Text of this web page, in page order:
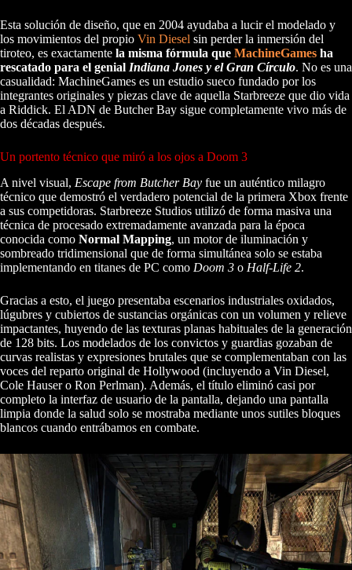
Esta solución de diseño, que en 2004 ayudaba a lucir el modelado y
los movimientos del propio Vin Diesel sin perder la inmersión del
tiroteo, es exactamente la misma fórmula que MachineGames ha
rescatado para el genial Indiana Jones y el Gran Círculo. No es una
casualidad: MachineGames es un estudio sueco fundado por los
integrantes originales y piezas clave de aquella Starbreeze que dio vida
a Riddick. El ADN de Butcher Bay sigue completamente vivo más de
dos décadas después.
Un portento técnico que miró a los ojos a Doom 3
A nivel visual, Escape from Butcher Bay fue un auténtico milagro
técnico que demostró el verdadero potencial de la primera Xbox frente
a sus competidoras. Starbreeze Studios utilizó de forma masiva una
técnica de procesado extremadamente avanzada para la época
conocida como Normal Mapping, un motor de iluminación y
sombreado tridimensional que de forma simultánea solo se estaba
implementando en titanes de PC como Doom 3 o Half-Life 2.
Gracias a esto, el juego presentaba escenarios industriales oxidados,
lúgubres y cubiertos de sustancias orgánicas con un volumen y relieve
impactantes, huyendo de las texturas planas habituales de la generación
de 128 bits. Los modelados de los convictos y guardias gozaban de
curvas realistas y expresiones brutales que se complementaban con las
voces del reparto original de Hollywood (incluyendo a Vin Diesel,
Cole Hauser o Ron Perlman). Además, el título eliminó casi por
completo la interfaz de usuario de la pantalla, dejando una pantalla
limpia donde la salud solo se mostraba mediante unos sutiles bloques
blancos cuando entrábamos en combate.